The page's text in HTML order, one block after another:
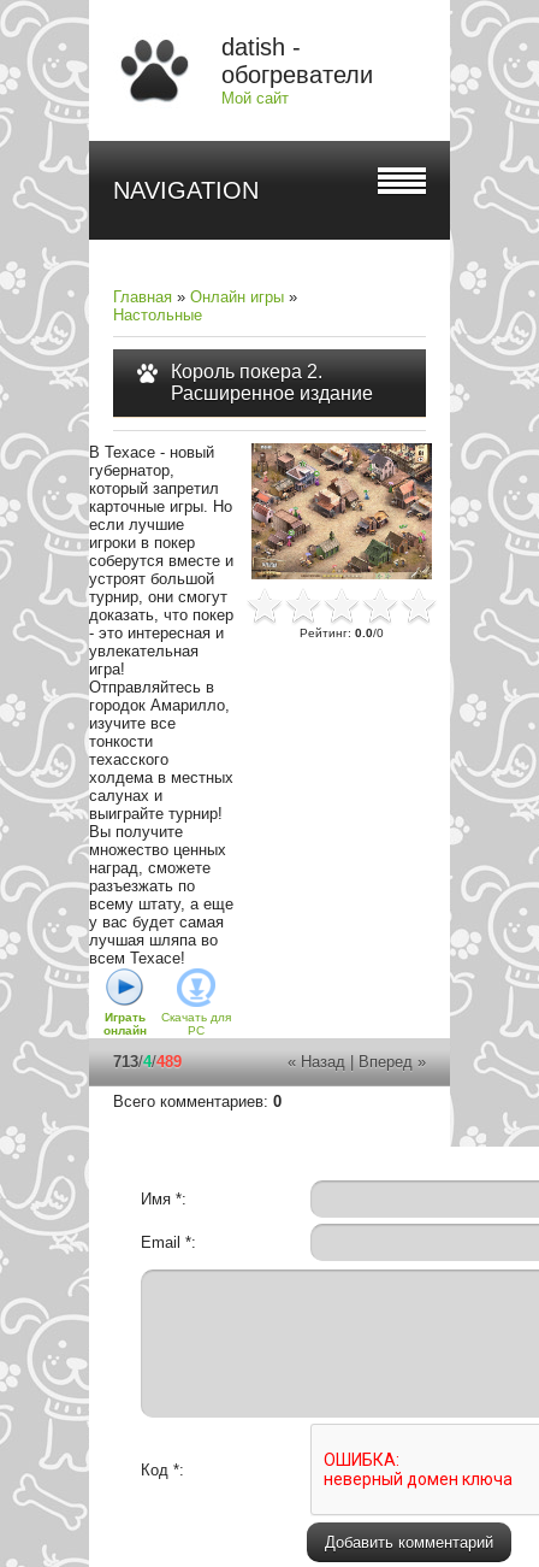
datish -
обогреватели
Мой сайт
NAVIGATION
Главная » Онлайн игры »
Настольные
Король покера 2.
Расширенное издание
В Техасе - новый
губернатор,
который запретил
карточные игры. Но
если лучшие
игроки в покер
соберутся вместе и
устроят большой
турнир, они смогут
доказать, что покер
- это интересная и
увлекательная
игра!
Отправляйтесь в
городок Амарилло,
изучите все
тонкости
техасского
холдема в местных
салунах и
выиграйте турнир!
Вы получите
множество ценных
наград, сможете
разъезжать по
всему штату, а еще
у вас будет самая
лучшая шляпа во
всем Техасе!
Играть
онлайн
Скачать для
PC
Рейтинг: 0.0/0
« Назад|Вперед »
713/4/489
Всего комментариев: 0
Имя *:
Email *:
Код *: